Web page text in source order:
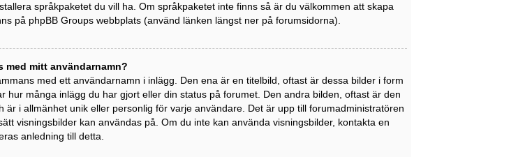
språkpaketet du vill ha. Om språkpaketet inte finns så är du välkommen att skapa
på phpBB Groups webbplats (använd länken längst ner på forumsidorna).
med mitt användarnamn?
med ett användarnamn i inlägg. Den ena är en titelbild, oftast är dessa bilder i form
hur många inlägg du har gjort eller din status på forumet. Den andra bilden, oftast är den
är i allmänhet unik eller personlig för varje användare. Det är upp till forumadministratören
visningsbilder kan användas på. Om du inte kan använda visningsbilder, kontakta en
anledning till detta.